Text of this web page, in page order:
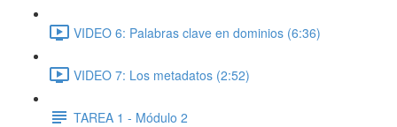
VIDEO 6: Palabras clave en dominios (6:36)
VIDEO 7: Los metadatos (2:52)
TAREA 1 - Módulo 2